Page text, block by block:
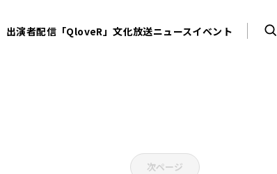
出演者配信「QloveR」文化放送ニュースイベント
次ページ